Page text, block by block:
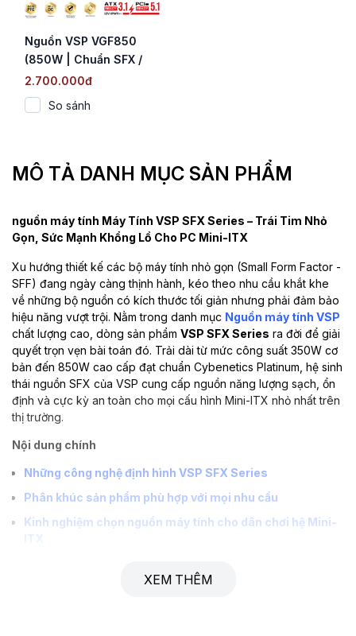
Nguồn VSP VGF850
(850W | Chuẩn SFX /
Cybenetics Platinum |
Fully Modular | ATX 3.1
& PCIe 5.1)
2.700.000đ
So sánh
MÔ TẢ DANH MỤC SẢN PHẨM
nguồn máy tính Máy Tính VSP SFX Series – Trái Tim Nhỏ
Gọn, Sức Mạnh Khổng Lồ Cho PC Mini-ITX
Xu hướng thiết kế các bộ máy tính nhỏ gọn (Small Form Factor -
SFF) đang ngày càng thịnh hành, kéo theo nhu cầu khắt khe
về những bộ nguồn có kích thước tối giản nhưng phải đảm bảo
hiệu năng vượt trội. Nằm trong danh mục Nguồn máy tính VSP
chất lượng cao, dòng sản phẩm VSP SFX Series ra đời để giải
quyết trọn vẹn bài toán đó. Trải dài từ mức công suất 350W cơ
bản đến 850W cao cấp đạt chuẩn Cybenetics Platinum, hệ sinh
thái nguồn SFX của VSP cung cấp nguồn năng lượng sạch, ổn
định và cực kỳ an toàn cho mọi cấu hình Mini-ITX nhỏ nhất trên
thị trường.
Nội dung chính
Những công nghệ định hình VSP SFX Series
Phân khúc sản phẩm phù hợp với mọi nhu cầu
Kinh nghiệm chọn nguồn máy tính cho dân chơi hệ Mini-
Giải đáp thắc mắc (FAQ)
XEM THÊM